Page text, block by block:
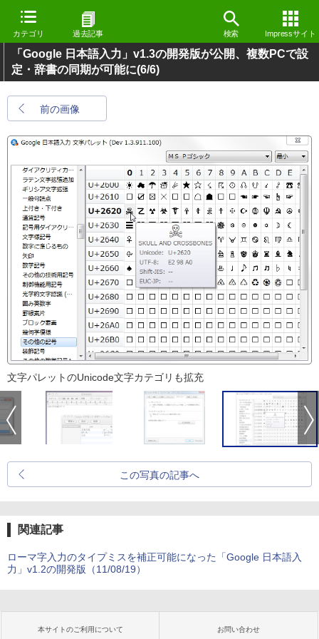
カテゴリ 過去記事 検索 Impressサイト
「Google 日本語入力」v1.3の開発版が公開、複数PCで設
定・辞書の同期が可能に(6/6)
前の画像
文字パレットのUnicode文字カテゴリも拡充
この写真の記事へ
関連記事
ローマ字入力のタイプミスを補正可能になった「Google 日本語入
力」v1.2の開発版（11/08/19）
本サイトのご利用について お問い合わせ